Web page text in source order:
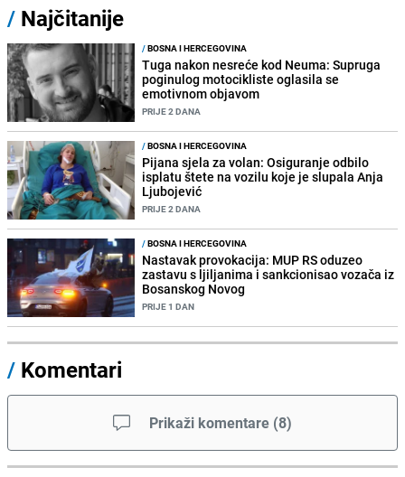
/ Najčitanije
/BOSNA I HERCEGOVINA
Tuga nakon nesreće kod Neuma: Supruga
poginulog motocikliste oglasila se
emotivnom objavom
PRIJE 2 DANA
/BOSNA I HERCEGOVINA
Pijana sjela za volan: Osiguranje odbilo
isplatu štete na vozilu koje je slupala Anja
Ljubojević
PRIJE 2 DANA
/BOSNA I HERCEGOVINA
Nastavak provokacija: MUP RS oduzeo
zastavu s ljiljanima i sankcionisao vozača iz
Bosanskog Novog
PRIJE 1 DAN
/ Komentari
Prikaži komentare (8)